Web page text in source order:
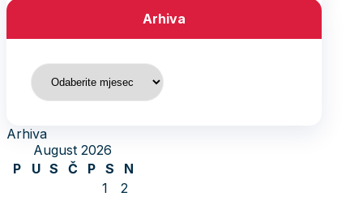
Arhiva
Arhiva
Arhiva
August 2026
P
U S Č P S
N
1
2